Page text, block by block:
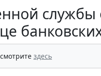
службы
здесь